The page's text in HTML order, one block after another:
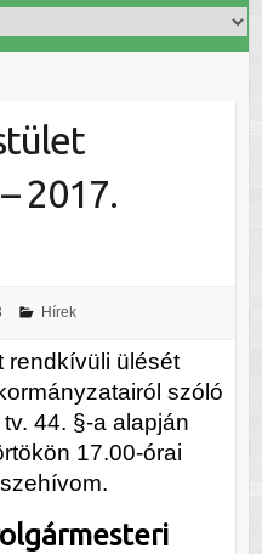
2017.
Hírek
rendkívüli ülését
szóló
44. §-a alapján
17.00-órai